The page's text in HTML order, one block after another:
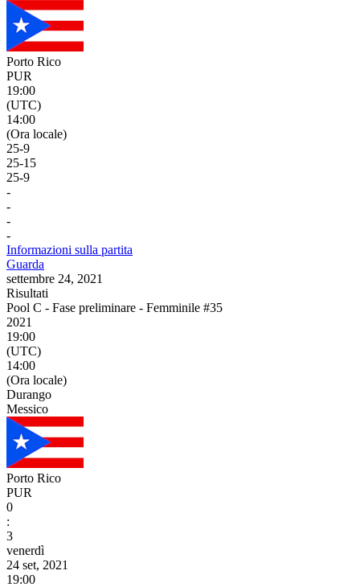
Porto Rico
PUR
19:00
(UTC)
14:00
(Ora locale)
25-9
25-15
25-9
-
-
-
-
Informazioni sulla partita
Guarda
settembre 24, 2021
Risultati
Pool C - Fase preliminare - Femminile #35
2021
19:00
(UTC)
14:00
(Ora locale)
Durango
Messico
Porto Rico
PUR
0
:
3
venerdì
24 set, 2021
19:00